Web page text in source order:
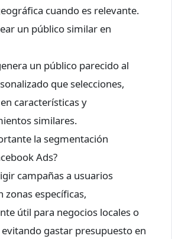
cuando es relevante.
un público similar en
un público parecido al
que selecciones,
características y
similares.
la segmentación
Ads?
campañas a usuarios
zonas específicas,
útil para negocios locales o
gastar presupuesto en